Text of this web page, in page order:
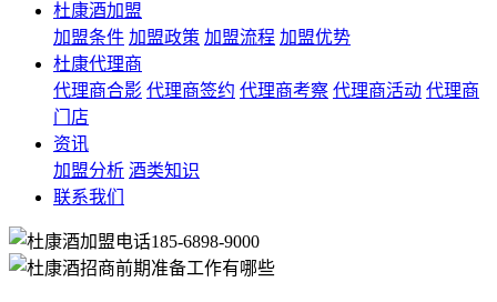
杜康酒加盟
加盟条件 加盟政策 加盟流程 加盟优势
杜康代理商
代理商合影 代理商签约 代理商考察 代理商活动 代理商
门店
资讯
加盟分析 酒类知识
联系我们
185-6898-9000